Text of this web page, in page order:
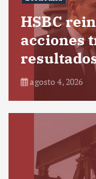
HSBC
acciones
agosto 4, 2026